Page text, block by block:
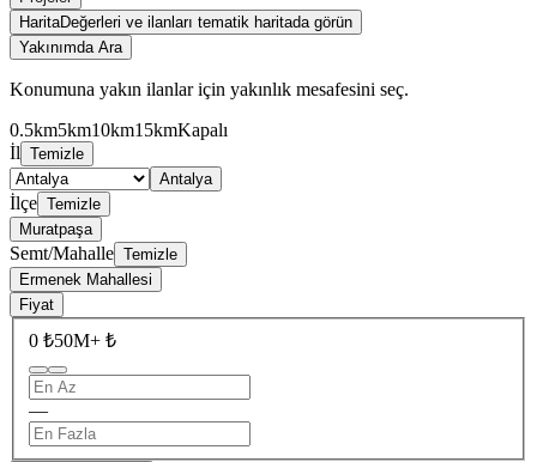
HaritaDeğerleri ve ilanları tematik haritada görün
Yakınımda Ara
Konumuna yakın ilanlar için yakınlık mesafesini seç.
0.5km5km10km15kmKapalı
İl Temizle
Antalya
İlçe Temizle
Muratpaşa
Semt/Mahalle Temizle
Ermenek Mahallesi
Fiyat
0 ₺50M+ ₺
—